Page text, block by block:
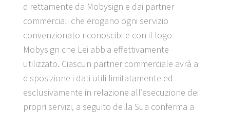
direttamente da Mobysign e dai partner
commerciali che erogano ogni servizio
convenzionato riconoscibile con il logo
Mobysign che Lei abbia effettivamente
utilizzato. Ciascun partner commerciale avrà a
disposizione i dati utili limitatamente ed
esclusivamente in relazione all’esecuzione dei
propri servizi, a seguito della Sua conferma a